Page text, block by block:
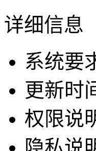
详细信息
系统要
更新时
权限说